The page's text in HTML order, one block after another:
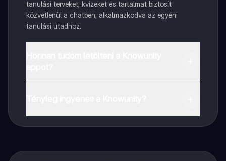
tanulási terveket, kvízeket és tartalmat biztosít
közvetlenül a chatben, alkalmazkodva az egyéni
tanulási utadhoz.